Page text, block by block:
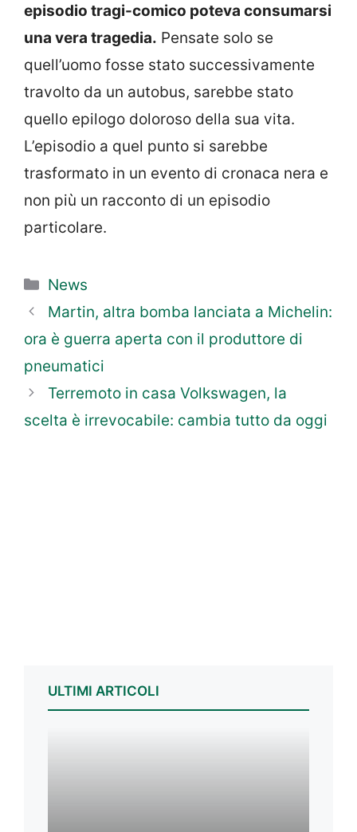
episodio tragi-comico poteva consumarsi
una vera tragedia. Pensate solo se
quell’uomo fosse stato successivamente
travolto da un autobus, sarebbe stato
quello epilogo doloroso della sua vita.
L’episodio a quel punto si sarebbe
trasformato in un evento di cronaca nera e
non più un racconto di un episodio
particolare.
Categorie
News
Martin, altra bomba lanciata a Michelin:
ora è guerra aperta con il produttore di
pneumatici
Terremoto in casa Volkswagen, la
scelta è irrevocabile: cambia tutto da oggi
ULTIMI ARTICOLI